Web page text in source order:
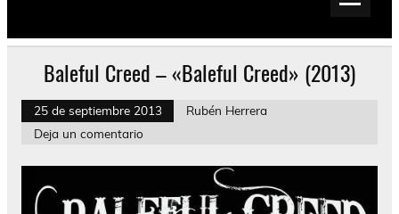
Baleful Creed – «Baleful Creed» (2013)
25 de septiembre 2013
Rubén Herrera
Deja un comentario